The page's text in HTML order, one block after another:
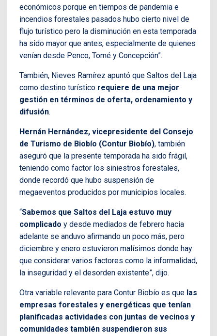
económicos porque en tiempos de pandemia e
incendios forestales pasados hubo cierto nivel de
flujo turístico pero la disminución en esta temporada
ha sido mayor que antes, especialmente de quienes
venían desde Penco, Tomé y Concepción”.
También, Nieves Ramírez apuntó que Saltos del Laja
como destino turístico requiere de una mejor
gestión en términos de oferta, ordenamiento y
difusión.
Hernán Hernández, vicepresidente del Consejo
de Turismo de Biobío (Contur Biobío), también
aseguró que la presente temporada ha sido frágil,
teniendo como factor los siniestros forestales,
donde recordó que hubo suspensión de
megaeventos producidos por municipios locales.
“Sabemos que Saltos del Laja estuvo muy
complicado y desde mediados de febrero hacia
adelante se anduvo afirmando un poco más, pero
diciembre y enero estuvieron malísimos donde hay
que considerar varios factores como la informalidad,
la inseguridad y el desorden existente”, dijo.
Otra variable relevante para Contur Biobío es que las
empresas forestales y energéticas que tenían
planificadas actividades con juntas de vecinos y
comunidades también suspendieron sus